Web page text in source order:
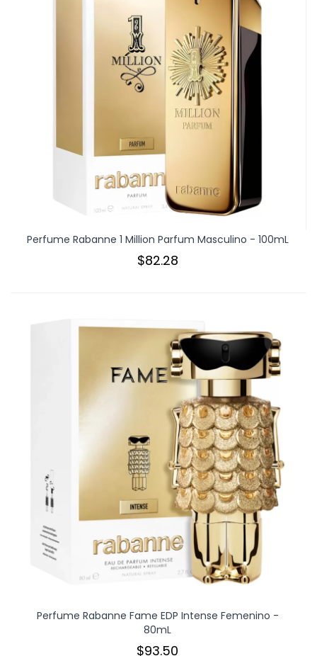
Perfume Rabanne 1 Million Parfum Masculino - 100mL
$82.28
Perfume Rabanne Fame EDP Intense Femenino -
80mL
$93.50